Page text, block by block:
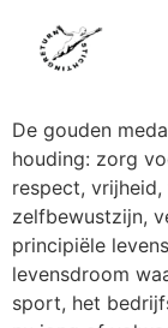
De gouden
houding: zorg
respect,
zelfbewustzijn,
principiële
levensdroom
sport, het